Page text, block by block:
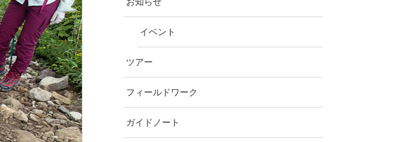
イベント
ツアー
フィールドワーク
ガイドノート